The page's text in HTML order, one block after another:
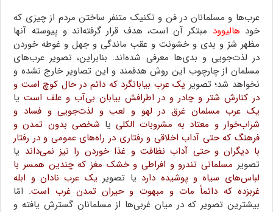
عرب‌ها و مسلمانان در فن و تکنیک متنفر ساختن مردم از چیزی که
خود هالیوود مبتکر آن است، هدف قرار گرفته‌اند و پیوسته آنها
مظهر شرّ و بدی و خشونت و عقب ماندگی و جهل و غوطه خوردن
در لذت‌جویی و بدی‌ها معرفی شده‌اند. بنابراین، تصویر عرب‌های
مسلمان از چارچوب این روش هدفمند و این تصاویر خارج نشده و
نخواهد شد؛ تصویر یک عرب بیابانگرد که دائم در حال کوچ است و
در کنارش شتر و چادر و در اطرافش بیابان بی‌آب و علف استیا
یک عرب مسلمان غرق در لهو و لعب و لذت‌جویی و فساد و
شراب‌خوار و معتاد به مشروبات الکلییا شخصی بدون تمدن و
فرهنگ که حتی آداب اخلاقی و رفتاری در راه‌های عمومی و در رفتار
با دیگران و حتی آداب نظافت و غذا خوردن را نیز نمی‌داند یا
تصویر مسلمانی تندرو و افراطی و خشک مغز که چندین همسر با
لباس‌های سیاه و پوشیده دارد یا تصویر یک عرب نادان و ابله
غربزده که دائماً مات و مبهوت و حیران تمدن غرب است. امّا
بیشترین تصویر که در میان غربی‌ها از مسلمانان گسترش یافته و